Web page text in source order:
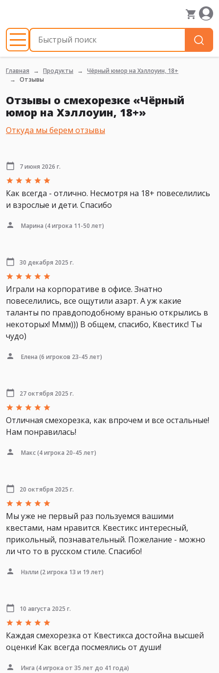
Главная Продукты
Чёрный юмор на Хэллоуин, 18+
Отзывы
Отзывы о смехорезке «Чёрный
юмор на Хэллоуин, 18+»
Откуда мы берем отзывы
7 июня 2026 г.
Как всегда - отлично. Несмотря на 18+ повеселились
и взрослые и дети. Спасибо
Марина (4 игрока 11-50 лет)
30 декабря 2025 г.
Играли на корпоративе в офисе. Знатно
повеселились, все ощутили азарт. А уж какие
таланты по правдоподобному вранью открылись в
некоторых! Ммм))) В общем, спасибо, Квестикс! Ты
чудо)
Елена (6 игроков 23-45 лет)
27 октября 2025 г.
Отличная смехорезка, как впрочем и все остальные!
Нам понравилась!
Макс(4 игрока 20-45 лет)
20 октября 2025 г.
Мы уже не первый раз пользуемся вашими
квестами, нам нравится. Квестикс интересный,
прикольный, познавательный. Пожелание - можно
ли что то в русском стиле. Спасибо!
Нэлли (2 игрока 13 и 19 лет)
10 августа 2025 г.
Каждая смехорезка от Квестикса достойна высшей
оценки! Как всегда посмеялись от души!
Инга (4 игрока от 35 лет до 41 года)